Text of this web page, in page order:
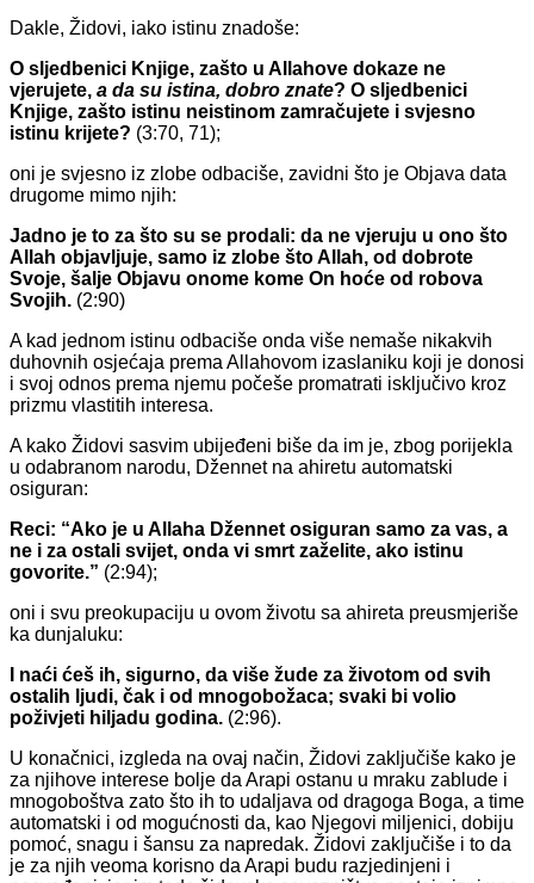
Dakle, Židovi, iako istinu znadoše:
O sljedbenici Knjige, zašto u Allahove dokaze ne
vjerujete, a da su istina, dobro znate? O sljedbenici
Knjige, zašto istinu neistinom zamračujete i svjesno
istinu krijete? (3:70, 71);
oni je svjesno iz zlobe odbaciše, zavidni što je Objava data
drugome mimo njih:
Jadno je to za što su se prodali: da ne vjeruju u ono što
Allah objavljuje, samo iz zlobe što Allah, od dobrote
Svoje, šalje Objavu onome kome On hoće od robova
Svojih. (2:90)
A kad jednom istinu odbaciše onda više nemaše nikakvih
duhovnih osjećaja prema Allahovom izaslaniku koji je donosi
i svoj odnos prema njemu počeše promatrati isključivo kroz
prizmu vlastitih interesa.
A kako Židovi sasvim ubijeđeni biše da im je, zbog porijekla
u odabranom narodu, Džennet na ahiretu automatski
osiguran:
Reci: “Ako je u Allaha Džennet osiguran samo za vas, a
ne i za ostali svijet, onda vi smrt zaželite, ako istinu
govorite.” (2:94);
oni i svu preokupaciju u ovom životu sa ahireta preusmjeriše
ka dunjaluku:
I naći ćeš ih, sigurno, da više žude za životom od svih
ostalih ljudi, čak i od mnogobožaca; svaki bi volio
poživjeti hiljadu godina. (2:96).
U konačnici, izgleda na ovaj način, Židovi zaključiše kako je
za njihove interese bolje da Arapi ostanu u mraku zablude i
mnogoboštva zato što ih to udaljava od dragoga Boga, a time
automatski i od mogućnosti da, kao Njegovi miljenici, dobiju
pomoć, snagu i šansu za napredak. Židovi zaključiše i to da
je za njih veoma korisno da Arapi budu razjedinjeni i